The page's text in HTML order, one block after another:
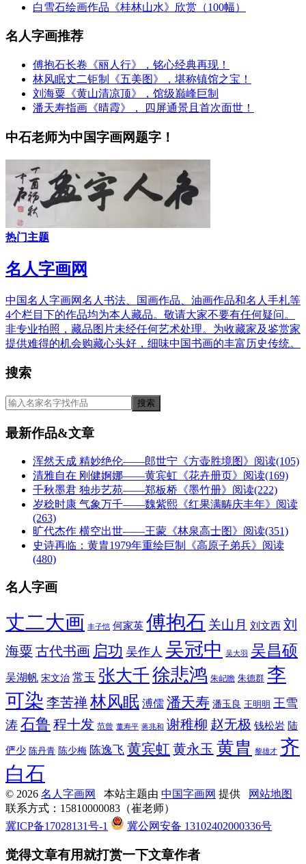
白雪石绘画作品《桂林山水》欣赏（100幅）
名人字画推荐
傅抱石长卷《丽人行》，铭心经典再现！
林风眠丈二钜制《五美图》，堪称镇馆之宝！
刘海粟《黄山清凉顶》，馆级巅峰巨制
潘天寿指画《晴霞》， 四屏通景且首次面世！
中石老师为中国字画网题字！
热门主题
名人字画网
中国名人字画网名人书法、国画作品、油画作品和名人手札等
4个栏目下的作品均为本人藏品。敬请大家不要有任何疑问。
非专业拍照，藏品图片未经任何艺术处理。为收藏家及鉴赏家
提供难得的机会购藏心头好，细味中国书画的丰富历史传统。
搜索
最新作品&文章
浑然天成 精妙绝伦——郎世宁《方壶胜境图》 阅读(105)
清雅自在 刚健婀娜——黄宾虹《花卉册页》 阅读(169)
千秋墨君 独步艺苑——郑板桥《墨竹册》 阅读(222)
岁稔时康 气象万千——魏紫熙《红果满畴庆丰年》 阅读
(263)
旷代杰作 横空出世——王蒙《林泉高士图》 阅读(351)
史诗再临：黄胄1979年重绘巨制《高原子弟兵》 阅读
(480)
名人字画
丈二大画 丰子恺 何家英 傅抱石 关山月 刘文西 刘
海粟 古代书画 启功 吴作人 吴冠中 吴大羽 吴昌硕
吴湖帆 宋文治 常玉 张大千徐悲鸿 朱屺瞻 朱德群 李
可染 李苦禅林风眠 溥儒 潘天寿 潘玉良 王明明 王雪
涛 石鲁 程十发 范曾 董寿平 蒋兆和 谢稚柳 赵无极 钱松岩 陆
俨少 陈丹青 陈少梅 陈逸飞 黄宾虹 黄永玉 黄胄 黎雄才 齐
白石
© 2026 名人字画网 本站主题由 中国字画网 提供
网站地图
联系方式：15810000083（崔老师）
冀ICP备17028131号-1
冀公网安备 13102402000336号
觉得文章有用就打赏一下文章作者